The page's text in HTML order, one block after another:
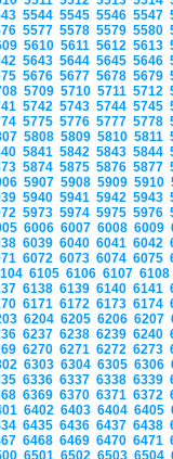
5544 5545 5546 5547
5577 5578 5579 5580
5610 5611 5612 5613
5643 5644 5645 5646
5676 5677 5678 5679
5709 5710 5711 5712
5742 5743 5744 5745
5775 5776 5777 5778
5808 5809 5810 5811
5841 5842 5843 5844
5874 5875 5876 5877
5907 5908 5909 5910
5940 5941 5942 5943
5973 5974 5975 5976
6006 6007 6008 6009
6039 6040 6041 6042
6072 6073 6074 6075
6105 6106 6107
6138 6139 6140 6141
6171 6172 6173 6174
6204 6205 6206 6207
6237 6238 6239 6240
6270 6271 6272 6273
6303 6304 6305 6306
6336 6337 6338 6339
6369 6370 6371 6372
6402 6403 6404 6405
6435 6436 6437 6438
6468 6469 6470 6471
6501 6502 6503 6504